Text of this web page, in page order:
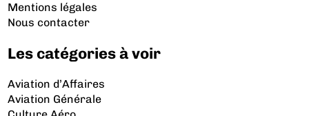
Mentions légales
Nous contacter
Les catégories à voir
Aviation d’Affaires
Aviation Générale